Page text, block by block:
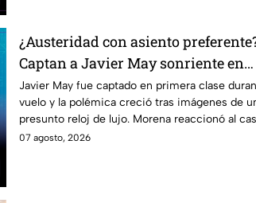
¿Austeridad con asiento
Captan a Javier May sonriente en
primera clase y Morena le “jala las
orejas”
Javier May fue captado en primera clase
vuelo y la polémica creció tras imágenes de
presunto reloj de lujo. Morena reaccionó al
07 agosto, 2026